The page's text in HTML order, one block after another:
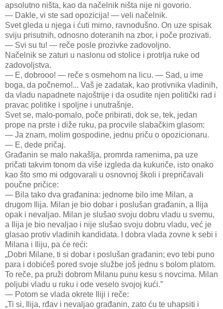
apsolutno ništa, kao da načelnik ništa nije ni govorio.
— Dakle, vi ste sad opozicija! — veli načelnik.
Svet gleda u njega i ćuti mirno, ravnodušno. On uze spisak
sviju prisutnih, odnosno doteranih na zbor, i poče prozivati.
— Svi su tu! — reče posle prozivke zadovoljno.
Načelnik se zaturi u naslonu od stolice i protrlja ruke od
zadovoljstva.
— E, dobrooo! — reče s osmehom na licu. — Sad, u ime
boga, da počnemo!... Vaš je zadatak, kao protivnika vladinih,
da vladu napadnete najoštrije i da osudite njen politički rad i
pravac politike i spoljne i unutrašnje.
Svet se, malo-pomalo, poče pribirati, dok se, tek, jedan
prope na prste i diže ruku, pa procvile slabačkim glasom:
— Ja znam, molim gospodine, jednu priču o opozicionaru.
— E, dede pričaj.
Građanin se malo nakašlja, promrda ramenima, pa uze
pričati takvim tonom da više izgleda da kukuriče, isto onako
kao što smo mi odgovarali u osnovnoj školi i prepričavali
poučne pričice:
— Bila tako dva građanina: jednome bilo ime Milan, a
drugom Ilija. Milan je bio dobar i poslušan građanin, a Ilija
opak i nevaljao. Milan je slušao svoju dobru vladu u svemu,
a Ilija je bio nevaljao i nije slušao svoju dobru vladu, već je
glasao protiv vladinih kandidata. I dobra vlada zovne k sebi i
Milana i Iliju, pa će reći:
„Dobri Milane, ti si dobar i poslušan građanin; evo tebi puno
para i dobićeš pored svoje službe još jednu s bolom platom.
To reče, pa pruži dobrom Milanu punu kesu s novcima. Milan
poljubi vladu u ruku i ode veselo svojoj kući.”
— Potom se vlada okrete Iliji i reče:
„Ti si, Ilija, rđav i nevaljao građanin, zato ću te uhapsiti i